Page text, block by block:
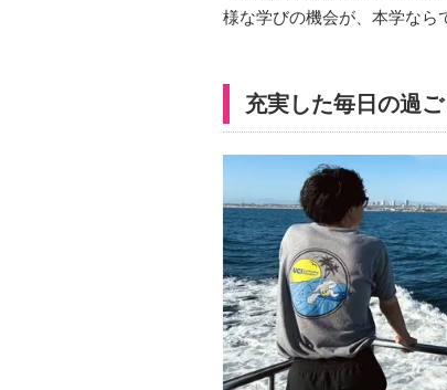
様な学びの機会が、本学なら
充実した毎日の過